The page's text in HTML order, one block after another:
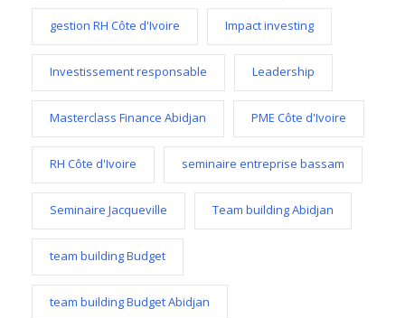
gestion RH Côte d'Ivoire Impact investing
Investissement responsable Leadership
Masterclass Finance Abidjan PME Côte d'Ivoire
RH Côte d'Ivoire seminaire entreprise bassam
Seminaire Jacqueville Team building Abidjan
team building Budget
team building Budget Abidjan